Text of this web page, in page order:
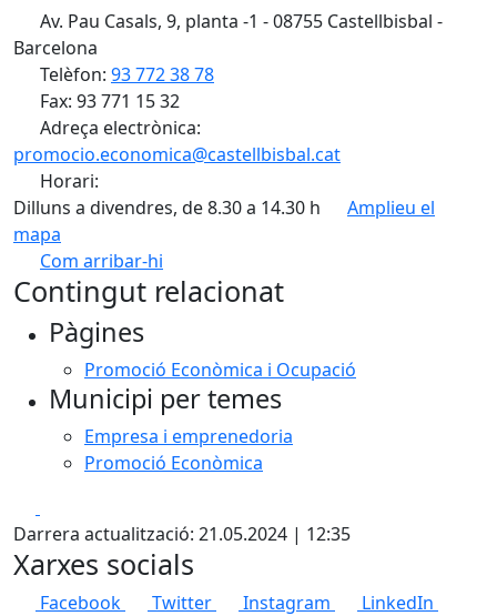
Av. Pau Casals, 9, planta -1 - 08755 Castellbisbal -
Barcelona
Telèfon: 93 772 38 78
Fax: 93 771 15 32
Adreça electrònica:
promocio.economica@castellbisbal.cat
Horari:
Dilluns a divendres, de 8.30 a 14.30 h
Amplieu el
mapa
Com arribar-hi
+
Contingut relacionat
Pàgines
Promoció Econòmica i Ocupació
Municipi per temes
Empresa i emprenedoria
Promoció Econòmica
Darrera actualització: 21.05.2024 | 12:35
Xarxes socials
Facebook Twitter Instagram
LinkedIn